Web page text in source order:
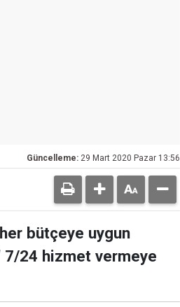
Güncelleme: 29 Mart 2020 Pazar 13:56
bütçeye uygun
7/24 hizmet vermeye